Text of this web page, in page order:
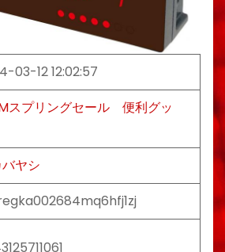
03-12 12:02:57
スプリングセール
便利グッ
ヤシ